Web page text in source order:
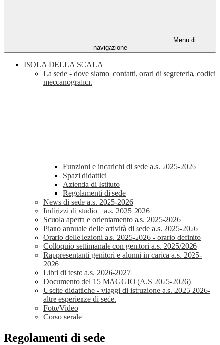
Menu di
navigazione
ISOLA DELLA SCALA
La sede - dove siamo, contatti, orari di segreteria, codici
meccanografici.
Funzioni e incarichi di sede a.s. 2025-2026
Spazi didattici
Azienda di Istituto
Regolamenti di sede
News di sede a.s. 2025-2026
Indirizzi di studio - a.s. 2025-2026
Scuola aperta e orientamento a.s. 2025-2026
Piano annuale delle attività di sede a.s. 2025-2026
Orario delle lezioni a.s. 2025-2026 - orario definito
Colloquio settimanale con genitori a.s. 2025/2026
Rappresentanti genitori e alunni in carica a.s. 2025-
2026
Libri di testo a.s. 2026-2027
Documento del 15 MAGGIO (A.S 2025-2026)
Uscite didattiche - viaggi di istruzione a.s. 2025 2026-
altre esperienze di sede.
Foto/Video
Corso serale
Regolamenti di sede